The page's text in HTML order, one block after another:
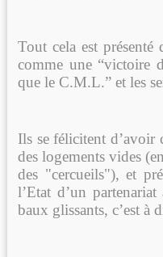
Tout cela est présenté
comme une “victoire
que le C.M.L.” et les
Ils se félicitent d’avoir
des logements vides
des "cercueils"), et
l’Etat d’un
baux glissants, c’est à